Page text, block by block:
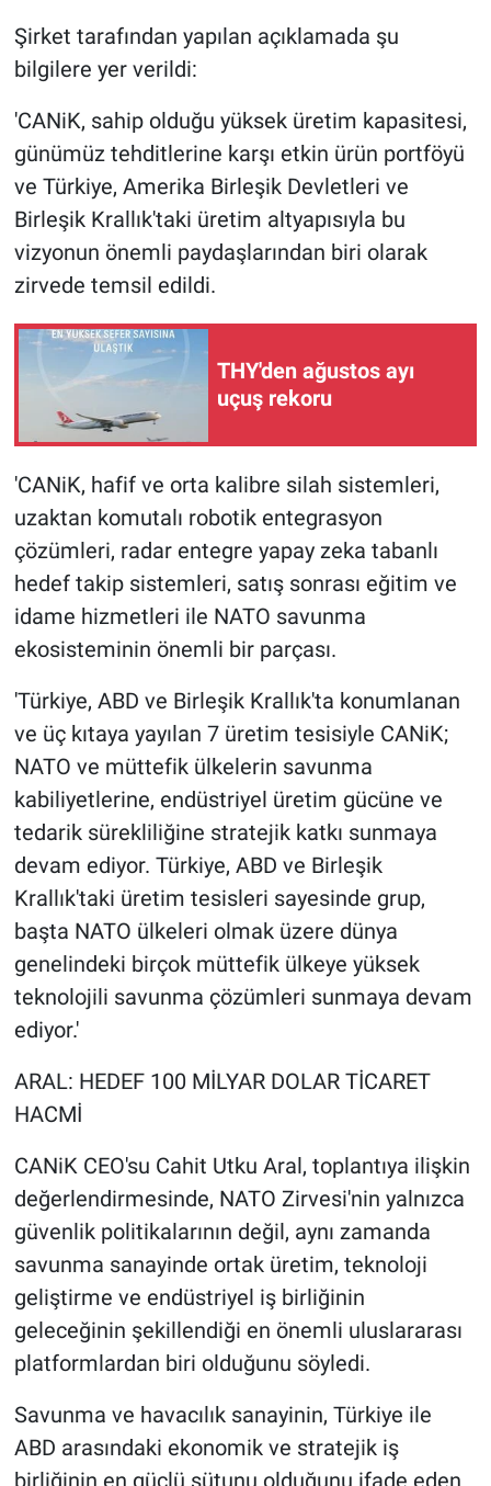
Şirket tarafından yapılan açıklamada şu
bilgilere yer verildi:
'CANiK, sahip olduğu yüksek üretim kapasitesi,
günümüz tehditlerine karşı etkin ürün portföyü
ve Türkiye, Amerika Birleşik Devletleri ve
Birleşik Krallık'taki üretim altyapısıyla bu
vizyonun önemli paydaşlarından biri olarak
zirvede temsil edildi.
THY'den ağustos ayı
uçuş rekoru
'CANiK, hafif ve orta kalibre silah sistemleri,
uzaktan komutalı robotik entegrasyon
çözümleri, radar entegre yapay zeka tabanlı
hedef takip sistemleri, satış sonrası eğitim ve
idame hizmetleri ile NATO savunma
ekosisteminin önemli bir parçası.
'Türkiye, ABD ve Birleşik Krallık'ta konumlanan
ve üç kıtaya yayılan 7 üretim tesisiyle CANiK;
NATO ve müttefik ülkelerin savunma
kabiliyetlerine, endüstriyel üretim gücüne ve
tedarik sürekliliğine stratejik katkı sunmaya
devam ediyor. Türkiye, ABD ve Birleşik
Krallık'taki üretim tesisleri sayesinde grup,
başta NATO ülkeleri olmak üzere dünya
genelindeki birçok müttefik ülkeye yüksek
teknolojili savunma çözümleri sunmaya devam
ediyor.'
ARAL: HEDEF 100 MİLYAR DOLAR TİCARET
HACMİ
CANiK CEO'su Cahit Utku Aral, toplantıya ilişkin
değerlendirmesinde, NATO Zirvesi'nin yalnızca
güvenlik politikalarının değil, aynı zamanda
savunma sanayinde ortak üretim, teknoloji
geliştirme ve endüstriyel iş birliğinin
geleceğinin şekillendiği en önemli uluslararası
platformlardan biri olduğunu söyledi.
Savunma ve havacılık sanayinin, Türkiye ile
ABD arasındaki ekonomik ve stratejik iş